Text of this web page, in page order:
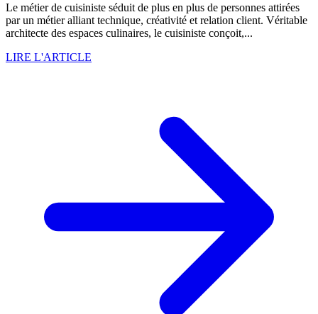
Le métier de cuisiniste séduit de plus en plus de personnes attirées
par un métier alliant technique, créativité et relation client. Véritable
architecte des espaces culinaires, le cuisiniste conçoit,...
LIRE L'ARTICLE